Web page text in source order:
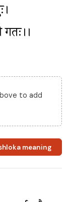
to add
meaning